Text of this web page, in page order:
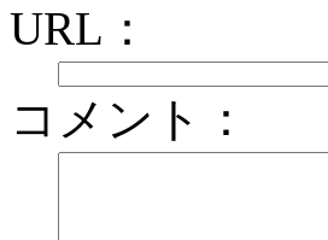
URL：
コメント：